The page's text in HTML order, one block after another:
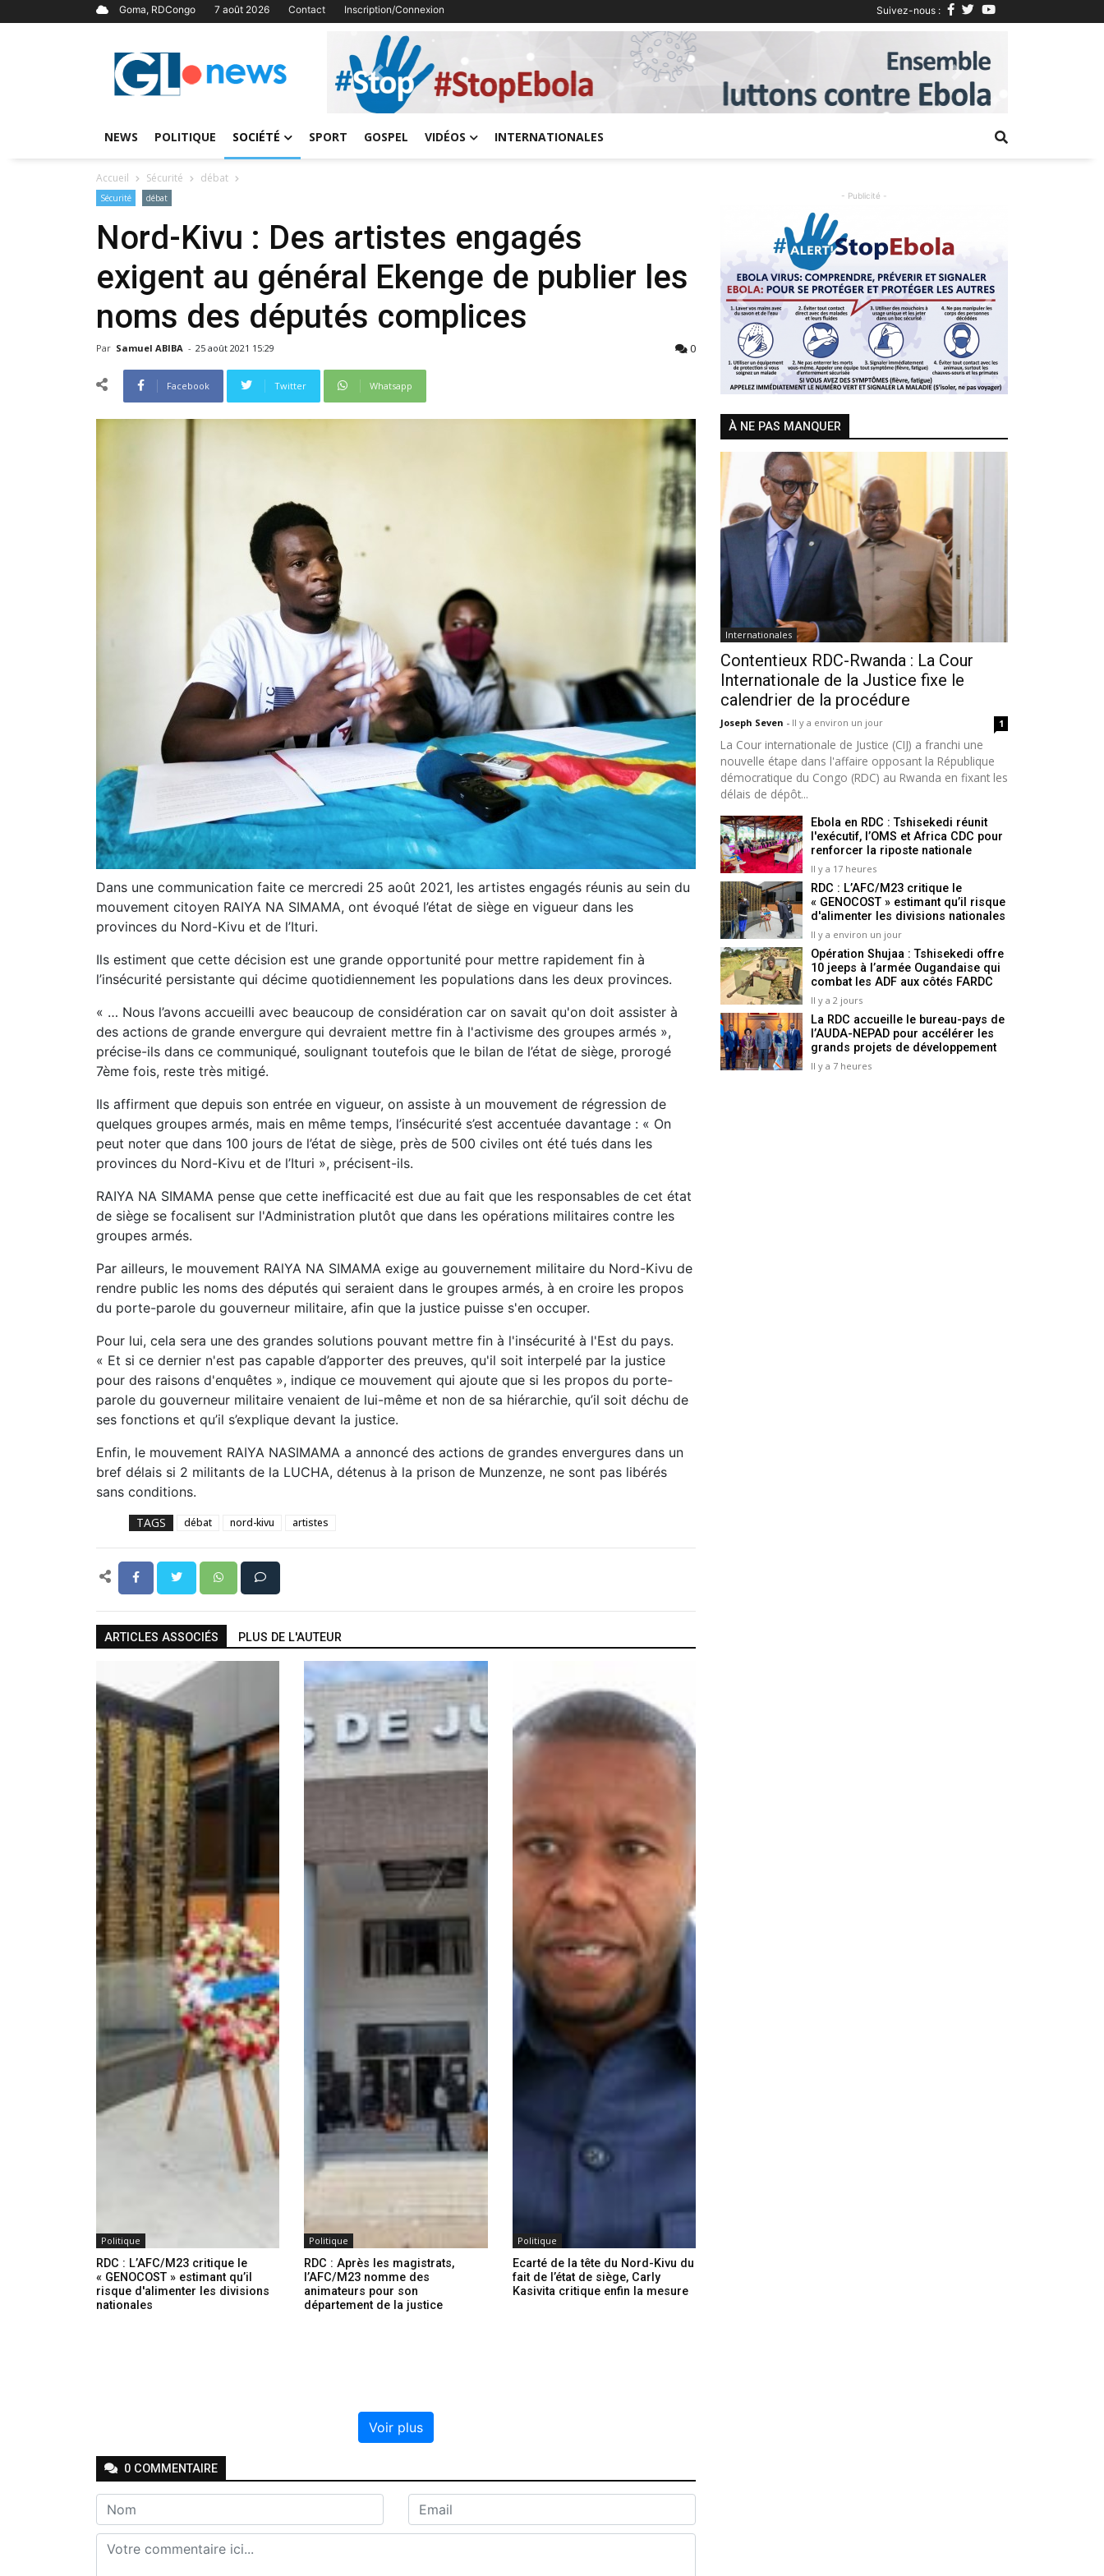
Goma, RDCongo 7 août 2026 Contact Inscription/Connexion Suivez-nous :
Previous Next
NEWS POLITIQUE SOCIÉTÉ SPORT GOSPEL VIDÉOS INTERNATIONALES
Accueil Sécurité débat
Sécurité débat
Nord-Kivu : Des artistes engagés
exigent au général Ekenge de publier les
noms des députés complices
Par Samuel ABIBA - 25 août 2021 15:29 0
Facebook Twitter Whatsapp
Dans une communication faite ce mercredi 25 août 2021, les artistes engagés réunis au sein du
mouvement citoyen RAIYA NA SIMAMA, ont évoqué l’état de siège en vigueur dans les
provinces du Nord-Kivu et de l’Ituri.
Ils estiment que cette décision est une grande opportunité pour mettre rapidement fin à
l’insécurité persistante qui décime quotidiennement les populations dans les deux provinces.
« … Nous l’avons accueilli avec beaucoup de considération car on savait qu'on doit assister à
des actions de grande envergure qui devraient mettre fin à l'activisme des groupes armés »,
précise-ils dans ce communiqué, soulignant toutefois que le bilan de l’état de siège, prorogé
7ème fois, reste très mitigé.
Ils affirment que depuis son entrée en vigueur, on assiste à un mouvement de régression de
quelques groupes armés, mais en même temps, l’insécurité s’est accentuée davantage : « On
peut noter que dans 100 jours de l’état de siège, près de 500 civiles ont été tués dans les
provinces du Nord-Kivu et de l’Ituri », précisent-ils.
RAIYA NA SIMAMA pense que cette inefficacité est due au fait que les responsables de cet état
de siège se focalisent sur l'Administration plutôt que dans les opérations militaires contre les
groupes armés.
Par ailleurs, le mouvement RAlYA NA SIMAMA exige au gouvernement militaire du Nord-Kivu de
rendre public les noms des députés qui seraient dans le groupes armés, à en croire les propos
du porte-parole du gouverneur militaire, afin que la justice puisse s'en occuper.
Pour lui, cela sera une des grandes solutions pouvant mettre fin à l'insécurité à l'Est du pays.
« Et si ce dernier n'est pas capable d’apporter des preuves, qu'il soit interpelé par la justice
pour des raisons d'enquêtes », indique ce mouvement qui ajoute que si les propos du porte-
parole du gouverneur militaire venaient de lui-même et non de sa hiérarchie, qu’il soit déchu de
ses fonctions et qu’il s’explique devant la justice.
Enfin, le mouvement RAIYA NASIMAMA a annoncé des actions de grandes envergures dans un
bref délais si 2 militants de la LUCHA, détenus à la prison de Munzenze, ne sont pas libérés
sans conditions.
TAGS débat nord-kivu artistes
ARTICLES ASSOCIÉS PLUS DE L'AUTEUR
Politique
RDC : L’AFC/M23 critique le
« GENOCOST » estimant qu’il
risque d'alimenter les divisions
nationales
Politique
RDC : Après les magistrats,
l’AFC/M23 nomme des
animateurs pour son
département de la justice
Politique
Ecarté de la tête du Nord-Kivu du
fait de l’état de siège, Carly
Kasivita critique enfin la mesure
Voir plus
0 COMMENTAIRE
- Publicité -
Previous Next
À NE PAS MANQUER
Internationales
Contentieux RDC-Rwanda : La Cour
Internationale de la Justice fixe le
calendrier de la procédure
Joseph Seven - Il y a environ un jour 1
La Cour internationale de Justice (CIJ) a franchi une
nouvelle étape dans l'affaire opposant la République
démocratique du Congo (RDC) au Rwanda en fixant les
délais de dépôt...
Ebola en RDC : Tshisekedi réunit
l'exécutif, l’OMS et Africa CDC pour
renforcer la riposte nationale
Il y a 17 heures
RDC : L’AFC/M23 critique le
« GENOCOST » estimant qu’il risque
d'alimenter les divisions nationales
Il y a environ un jour
Opération Shujaa : Tshisekedi offre
10 jeeps à l’armée Ougandaise qui
combat les ADF aux côtés FARDC
Il y a 2 jours
La RDC accueille le bureau-pays de
l’AUDA-NEPAD pour accélérer les
grands projets de développement
Il y a 7 heures